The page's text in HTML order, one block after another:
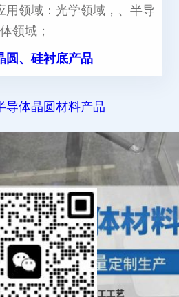
用领域：光学领域，、半导
体领域；
圆、硅衬底产品
导体晶圆材料产品